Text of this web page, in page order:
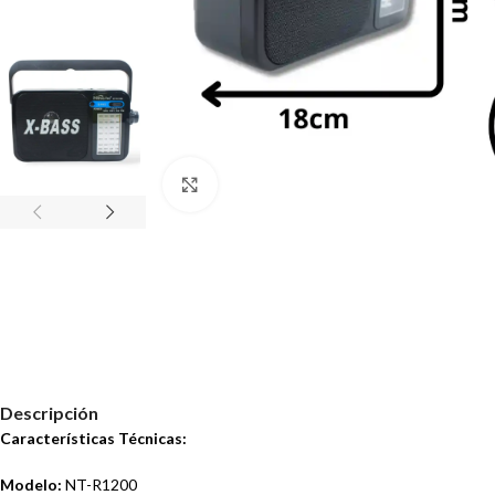
Descripción
Características Técnicas:
Modelo: NT-R1200